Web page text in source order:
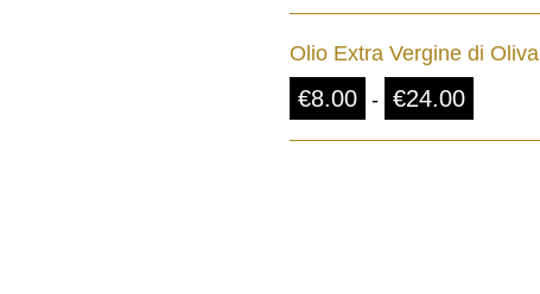
Olio Extra Vergine di Oliva
€8.00 - €24.00
a